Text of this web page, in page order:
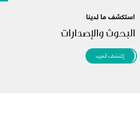
استكشف ما لدينا
البحوث والإصدارات
إكتشف المزيد